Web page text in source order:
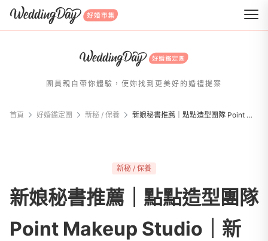
WeddingDay 好婚市集
團員親自帶你體驗，使妳找到更美好的婚禮提案
首頁 好婚鑑定團 新秘 / 保養 新娘秘書推薦｜點點造型團隊 Point Makeup Studio｜新秘試妝分享。遇見各種美麗的自己
新秘 / 保養
新娘秘書推薦｜點點造型團隊
Point Makeup Studio｜新